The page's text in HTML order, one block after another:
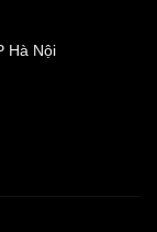
Hà Nội